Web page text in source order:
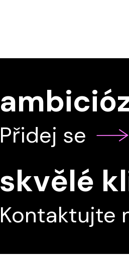
Přidej se
skvělé
Kontaktujte